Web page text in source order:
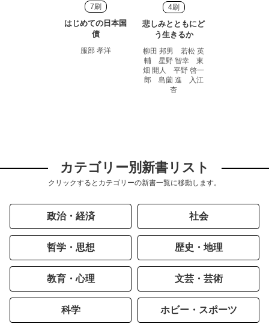
7刷
はじめての日本国
債
服部 孝洋
4刷
悲しみとともにど
う生きるか
柳田 邦男 若松 英
輔 星野 智幸 東
畑 開人 平野 啓一
郎 島薗 進 入江
杏
カテゴリー別新書リスト
クリックするとカテゴリーの新書一覧に移動します。
政治・経済 社会
哲学・思想 歴史・地理
教育・心理 文芸・芸術
科学 ホビー・スポーツ